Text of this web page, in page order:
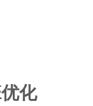
化